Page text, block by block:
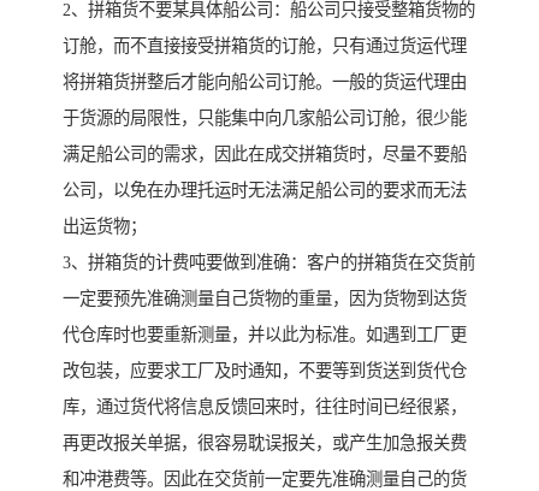
2、拼箱货不要某具体船公司：船公司只接受整箱货物的
订舱，而不直接接受拼箱货的订舱，只有通过货运代理
将拼箱货拼整后才能向船公司订舱。一般的货运代理由
于货源的局限性，只能集中向几家船公司订舱，很少能
满足船公司的需求，因此在成交拼箱货时，尽量不要船
公司，以免在办理托运时无法满足船公司的要求而无法
出运货物；
3、拼箱货的计费吨要做到准确：客户的拼箱货在交货前
一定要预先准确测量自己货物的重量，因为货物到达货
代仓库时也要重新测量，并以此为标准。如遇到工厂更
改包装，应要求工厂及时通知，不要等到货送到货代仓
库，通过货代将信息反馈回来时，往往时间已经很紧，
再更改报关单据，很容易耽误报关，或产生加急报关费
和冲港费等。因此在交货前一定要先准确测量自己的货